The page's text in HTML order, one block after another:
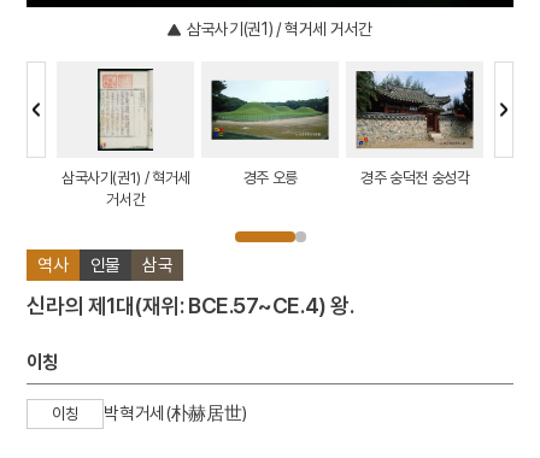
역사 인물 삼국
신라의 제1대(재위: BCE.57~CE.4) 왕.
이칭
이칭 박혁거세(朴赫居世)
삼국사기(권1) / 혁거세 거서간
삼국사기(권1) / 혁거세
거서간
경주 오릉 경주 숭덕전 숭성각